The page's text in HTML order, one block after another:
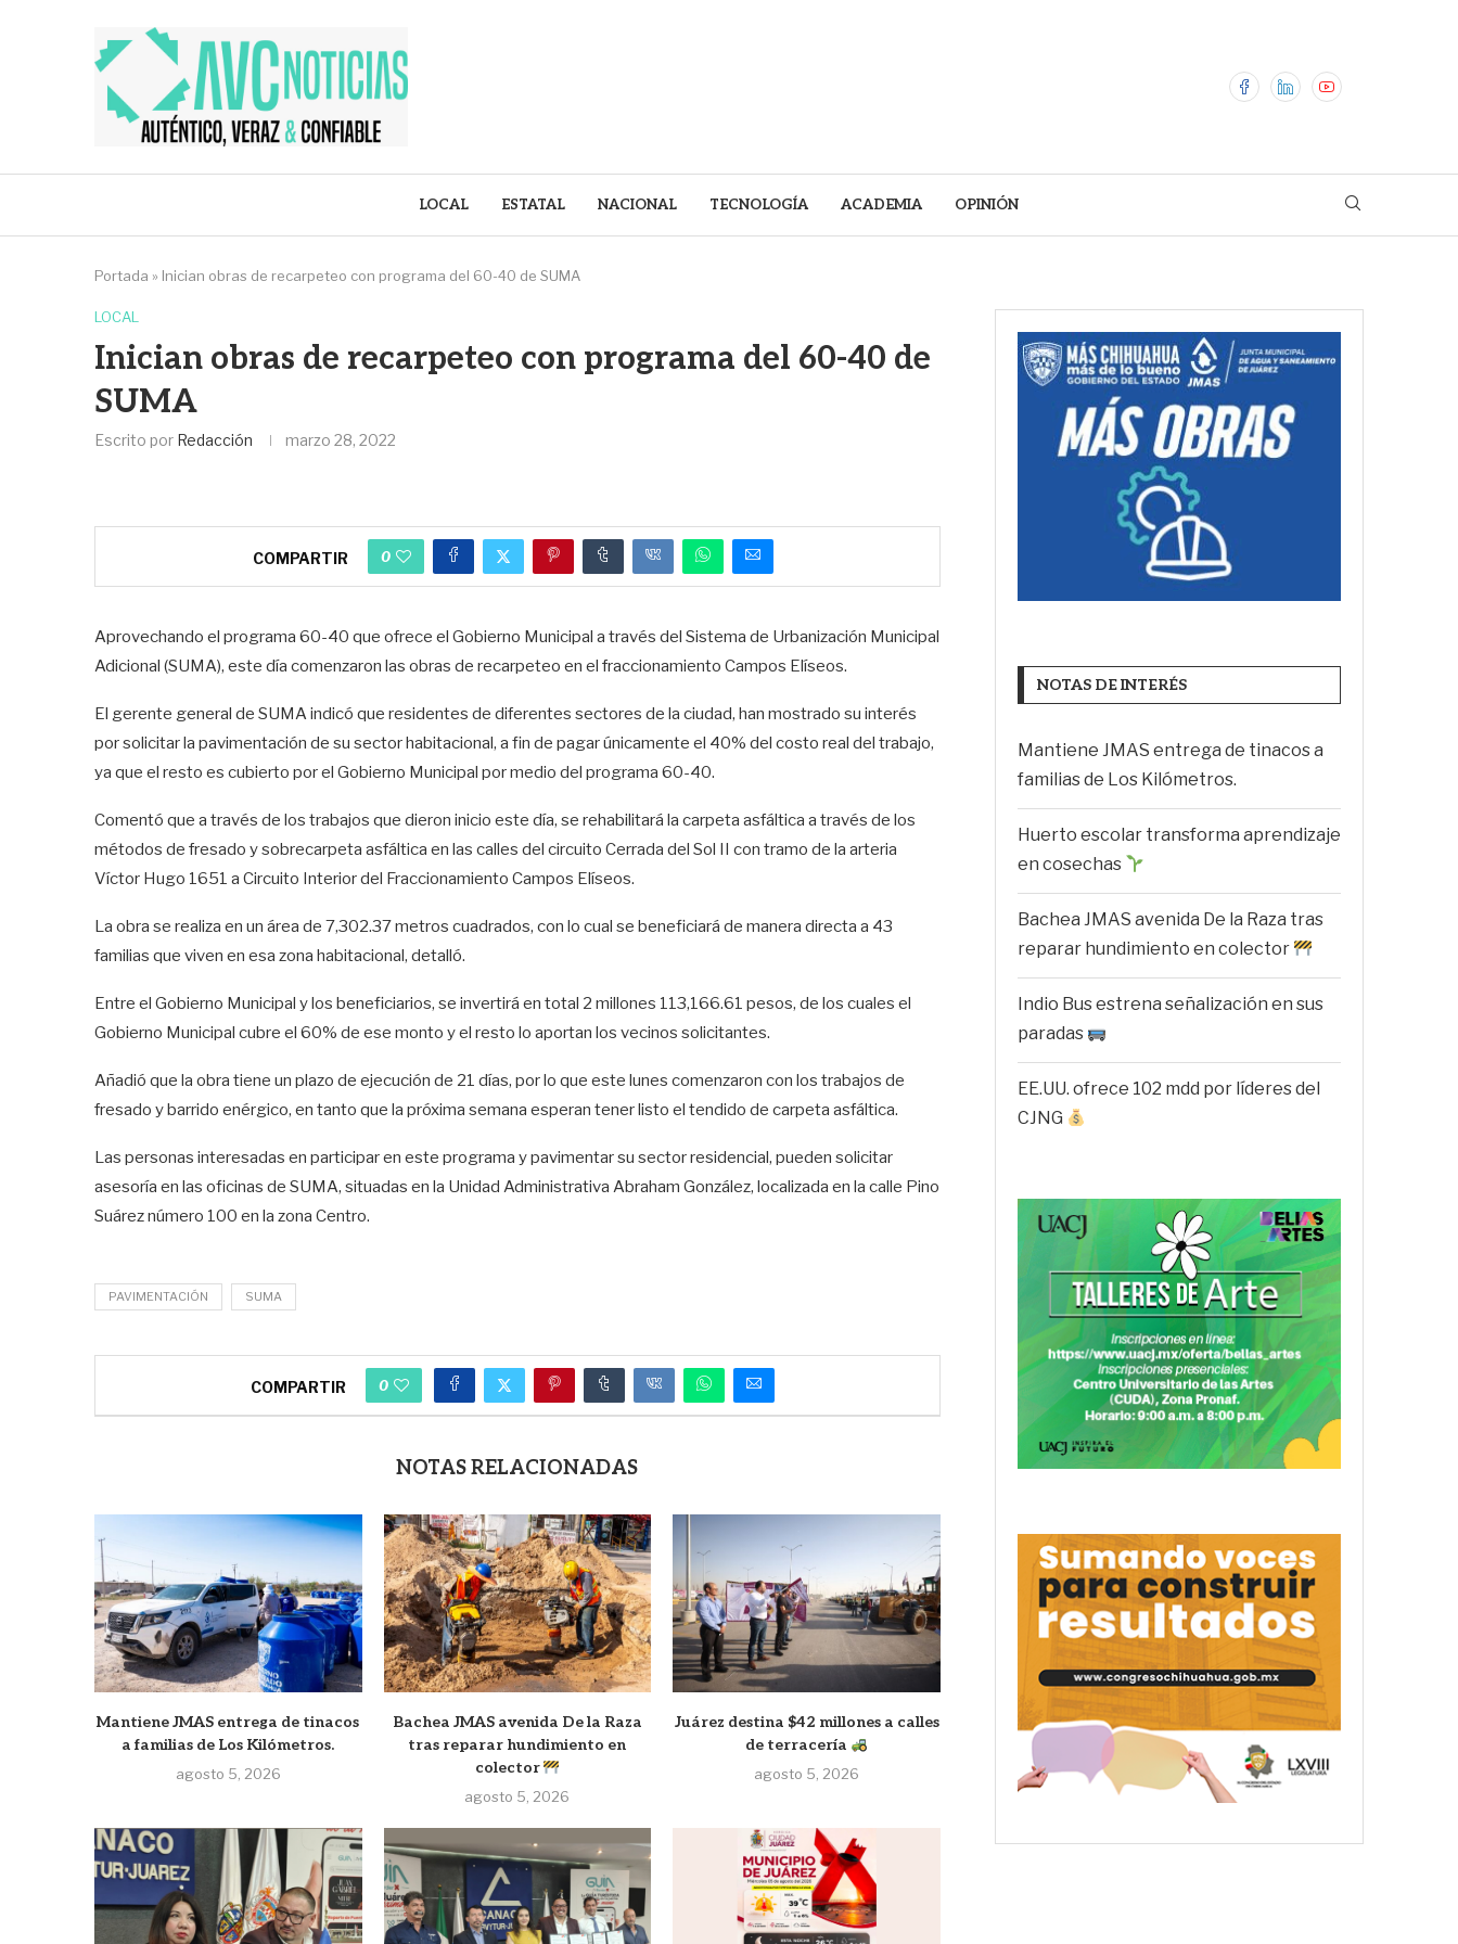
LOCAL ESTATAL NACIONAL TECNOLOGÍA ACADEMIA OPINIÓN
Portada » Inician obras de recarpeteo con programa del 60-40 de SUMA
LOCAL
Inician obras de recarpeteo con programa del 60-40 de
SUMA
Escrito por Redacción marzo 28, 2022
COMPARTIR 0
Aprovechando el programa 60-40 que ofrece el Gobierno Municipal a través del Sistema de Urbanización Municipal
Adicional (SUMA), este día comenzaron las obras de recarpeteo en el fraccionamiento Campos Elíseos.
El gerente general de SUMA indicó que residentes de diferentes sectores de la ciudad, han mostrado su interés
por solicitar la pavimentación de su sector habitacional, a fin de pagar únicamente el 40% del costo real del trabajo,
ya que el resto es cubierto por el Gobierno Municipal por medio del programa 60-40.
Comentó que a través de los trabajos que dieron inicio este día, se rehabilitará la carpeta asfáltica a través de los
métodos de fresado y sobrecarpeta asfáltica en las calles del circuito Cerrada del Sol II con tramo de la arteria
Víctor Hugo 1651 a Circuito Interior del Fraccionamiento Campos Elíseos.
La obra se realiza en un área de 7,302.37 metros cuadrados, con lo cual se beneficiará de manera directa a 43
familias que viven en esa zona habitacional, detalló.
Entre el Gobierno Municipal y los beneficiarios, se invertirá en total 2 millones 113,166.61 pesos, de los cuales el
Gobierno Municipal cubre el 60% de ese monto y el resto lo aportan los vecinos solicitantes.
Añadió que la obra tiene un plazo de ejecución de 21 días, por lo que este lunes comenzaron con los trabajos de
fresado y barrido enérgico, en tanto que la próxima semana esperan tener listo el tendido de carpeta asfáltica.
Las personas interesadas en participar en este programa y pavimentar su sector residencial, pueden solicitar
asesoría en las oficinas de SUMA, situadas en la Unidad Administrativa Abraham González, localizada en la calle Pino
Suárez número 100 en la zona Centro.
PAVIMENTACIÓN SUMA
COMPARTIR 0
NOTAS RELACIONADAS
Mantiene JMAS entrega de tinacos
a familias de Los Kilómetros.
agosto 5, 2026
Bachea JMAS avenida De la Raza
tras reparar hundimiento en
colector
agosto 5, 2026
Juárez destina $42 millones a calles
de terracería
agosto 5, 2026
NOTAS DE INTERÉS
Mantiene JMAS entrega de tinacos a
familias de Los Kilómetros.
Huerto escolar transforma aprendizaje
en cosechas
Bachea JMAS avenida De la Raza tras
reparar hundimiento en colector
Indio Bus estrena señalización en sus
paradas
EE.UU. ofrece 102 mdd por líderes del
CJNG